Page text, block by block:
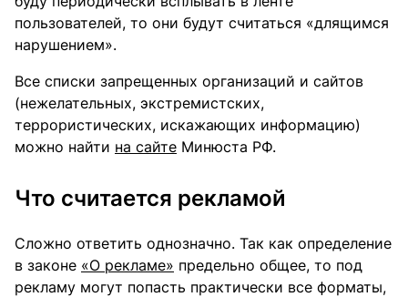
пользователей, то они будут считаться «длящимся
нарушением».
Все списки запрещенных организаций и сайтов
(нежелательных, экстремистских,
террористических, искажающих информацию)
можно найти на сайте Минюста РФ.
Что считается рекламой
Сложно ответить однозначно. Так как определение
в законе «О рекламе» предельно общее, то под
рекламу могут попасть практически все форматы,